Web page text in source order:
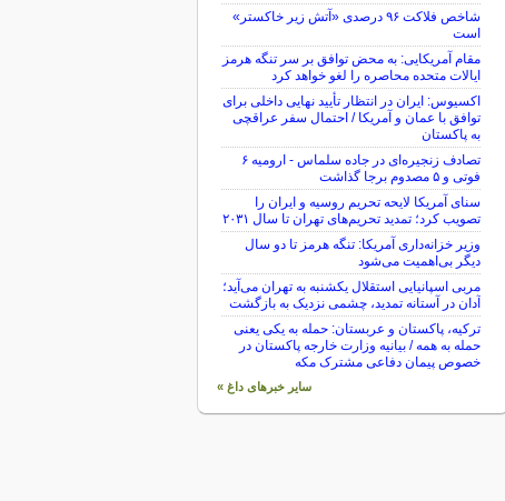
شاخص فلاکت ۹۶ درصدی «آتش زیر خاکستر»
است
مقام آمریکایی: به محض توافق بر سر تنگه هرمز
ایالات متحده محاصره را لغو خواهد کرد
اکسیوس: ایران در انتظار تأیید نهایی داخلی برای
توافق با عمان و آمریکا / احتمال سفر عراقچی
به پاکستان
تصادف زنجیره‌ای در جاده سلماس - ارومیه ۶
فوتی و ۵ مصدوم برجا گذاشت
سنای آمریکا لایحه تحریم روسیه و ایران را
تصویب کرد؛ تمدید تحریم‌های تهران تا سال ۲۰۳۱
وزیر خزانه‌داری آمریکا: تنگه هرمز تا دو سال
دیگر بی‌اهمیت می‌شود
مربی اسپانیایی استقلال یکشنبه به تهران می‌آید؛
آدان در آستانه تمدید، چشمی نزدیک به بازگشت
ترکیه، پاکستان و عربستان: حمله به یکی یعنی
حمله به همه / بیانیه وزارت خارجه پاکستان در
خصوص پیمان دفاعی مشترک مکه
سایر خبرهای داغ »